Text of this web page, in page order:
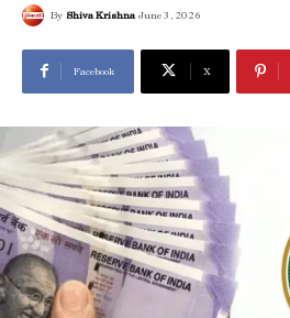
By Shiva Krishna June 3, 2026
Facebook X